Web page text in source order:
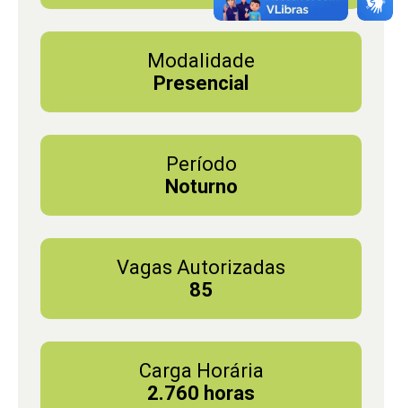
Modalidade
Presencial
Período
Noturno
Vagas Autorizadas
85
Carga Horária
2.760 horas